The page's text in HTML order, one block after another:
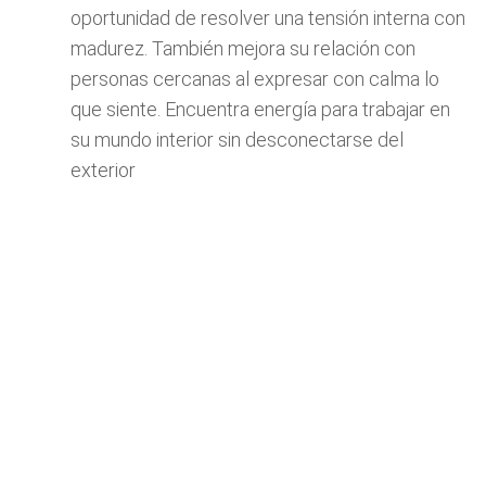
oportunidad de resolver una tensión interna con
madurez. También mejora su relación con
personas cercanas al expresar con calma lo
que siente. Encuentra energía para trabajar en
su mundo interior sin desconectarse del
exterior